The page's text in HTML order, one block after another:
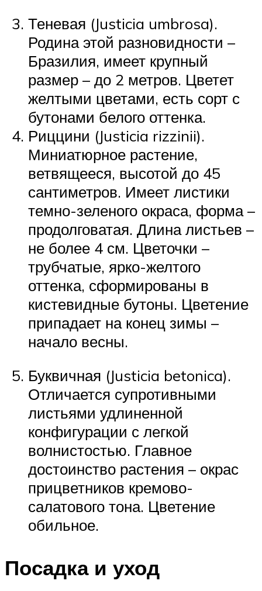
Теневая (Justicia umbrosa).
Родина этой разновидности –
Бразилия, имеет крупный
размер – до 2 метров. Цветет
желтыми цветами, есть сорт с
бутонами белого оттенка.
Риццини (Justicia rizzinii).
Миниатюрное растение,
ветвящееся, высотой до 45
сантиметров. Имеет листики
темно-зеленого окраса, форма –
продолговатая. Длина листьев –
не более 4 см. Цветочки –
трубчатые, ярко-желтого
оттенка, сформированы в
кистевидные бутоны. Цветение
припадает на конец зимы –
начало весны.
Буквичная (Justicia betonica).
Отличается супротивными
листьями удлиненной
конфигурации с легкой
волнистостью. Главное
достоинство растения – окрас
прицветников кремово-
салатового тона. Цветение
обильное.
Посадка и уход